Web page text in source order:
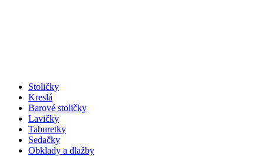
Stoličky
Kreslá
Barové stoličky
Lavičky
Taburetky
Sedačky
Obklady a dlažby